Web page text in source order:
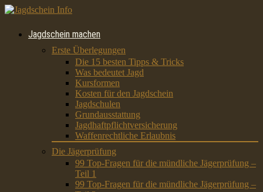
Jagdschein machen
Erste Überlegungen
Die 15 besten Tipps & Tricks
Was bedeutet Jagd
Kursformen
Kosten für den Jagdschein
Jagdschulen
Grundausstattung
Jagdhaftpflichtversicherung
Waffenrechtliche Erlaubnis
Die Jägerprüfung
99 Top-Fragen für die mündliche Jägerprüfung –
Teil 1
99 Top-Fragen für die mündliche Jägerprüfung –